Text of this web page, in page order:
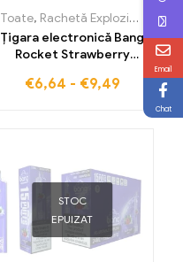
,Țigarete electronice de
Toate, Rachetă Explozie 18000 Pufuri
Țigara electronică Bang
Rocket Strawberry
oferă combinația
cu căpșuni și mango
€6,64 - €9,49
STOC
EPUIZAT
Email
Chat